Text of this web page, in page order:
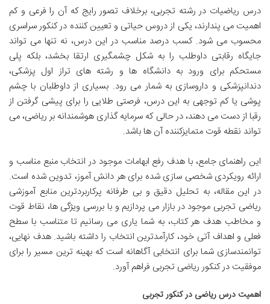
درس ریاضیات در رشته تجربی، برخلاف تصور رایج که آن را فرعی و کم
اهمیت می پندارند، یکی از دروس حیاتی و تعیین کننده در کنکور سراسری
محسوب می شود. کسب درصد مناسب در این درس، نه تنها می تواند
جایگاه رقابتی داوطلب را به شکل چشمگیری ارتقا بخشد، بلکه پلی
مستحکم برای ورود به دانشگاه ها و رشته های تراز اول پزشکی،
دندانپزشکی و داروسازی به شمار می رود. بسیاری از داوطلبان با چشم
پوشی یا کم توجهی به این درس، فرصتی طلایی را برای پیشی گرفتن از
رقبا از دست می دهند، در حالی که سرمایه گذاری هوشمندانه بر ریاضی، می
تواند نقطه قوت متمایزکننده آن ها باشد.
این راهنمای جامع، با هدف رفع ابهامات موجود در انتخاب منبع مناسب و
ارائه رویکردی شخصی سازی شده برای هر دانش آموز، تدوین شده است.
در این مقاله، به تحلیل دقیق و بی طرفانه پرکاربردترین منابع آموزشی
ریاضی تجربی موجود در بازار می پردازیم و با بررسی ویژگی ها، نقاط قوت
و مخاطب هدف هر کتاب، به شما یاری می رسانیم تا متناسب با سطح
فعلی و اهداف آتی خود، کارآمدترین انتخاب را داشته باشید. هدف نهایی،
توانمندسازی شما برای انتخابی آگاهانه است که بهینه ترین مسیر را برای
موفقیت در کنکور ریاضی تجربی فراهم آورد.
اهمیت درس ریاضی در کنکور تجربی